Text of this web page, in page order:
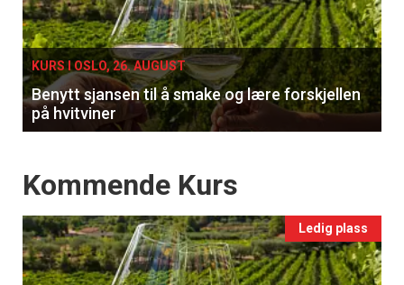
single
KURS I OSLO, 26. AUGUST
Benytt sjansen til å smake og lære forskjellen
på hvitviner
Events
Kommende Kurs
Ledig plass